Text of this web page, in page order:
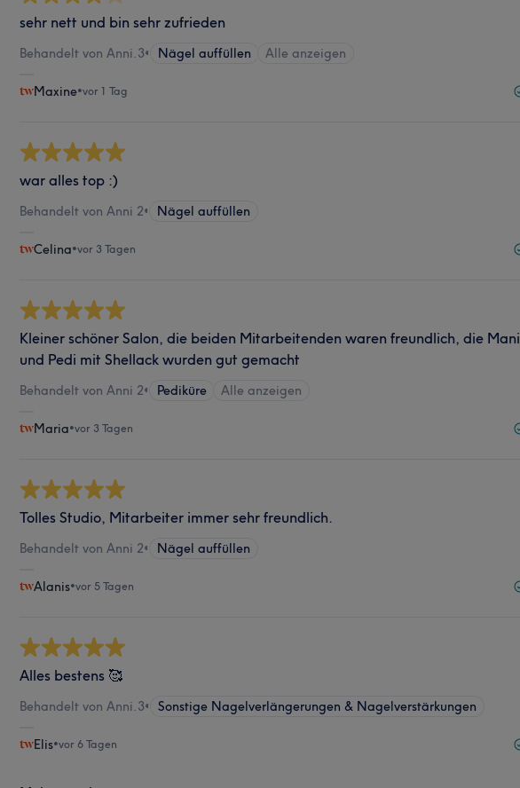
sehr nett und bin sehr zufrieden
Behandelt von Anni.3• Nägel auffüllen Alle anzeigen
Maxine•vor 1 Tag
war alles top :)
Behandelt von Anni 2• Nägel auffüllen
Celina•vor 3 Tagen
Kleiner schöner Salon, die beiden Mitarbeitenden waren freundlich, die Mani
und Pedi mit Shellack wurden gut gemacht
Behandelt von Anni 2• Pediküre Alle anzeigen
Maria•vor 3 Tagen
Tolles Studio, Mitarbeiter immer sehr freundlich.
Behandelt von Anni 2• Nägel auffüllen
Alanis•vor 5 Tagen
Alles bestens 🥰
Behandelt von Anni.3• Sonstige Nagelverlängerungen & Nagelverstärkungen
Elis•vor 6 Tagen